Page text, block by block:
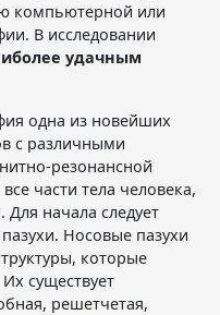
компьютерной или
В исследовании
удачным
одна из новейших
с различными
резонансной
части тела человека,
начала следует
Носовые пазухи
которые
существует
решетчетая,